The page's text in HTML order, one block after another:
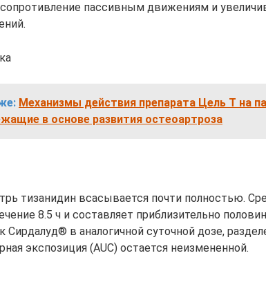
пассивным движениям и
Механизмы действия препарата Цель Т на
в основе развития остеоартроза
тизанидин всасывается почти полностью.
8.5 ч и составляет приблизительно
Сирдалуд® в аналогичной суточной дозе,
экспозиция (AUC) остается неизмененной.